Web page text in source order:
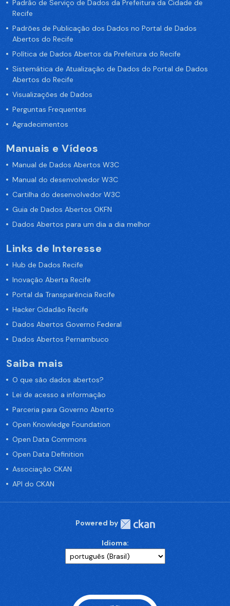
Padrão de Serviço de Dados da Prefeitura da Cidade de
Recife
Padrões de Publicação dos Dados no Portal de Dados
Abertos do Recife
Política de Dados Abertos da Prefeitura do Recife
Sistemática de Atualização de Dados do Portal de Dados
Abertos do Recife
Visualizações de Dados
Perguntas Frequentes
Agradecimentos
Manuais e Vídeos
Manual de Dados Abertos W3C
Manual do desenvolvedor W3C
Cartilha do desenvolvedor W3C
Guia de Dados Abertos OKFN
Dados Abertos para um dia a dia melhor
Links de Interesse
Hub de Dados Recife
Inovação Aberta Recife
Portal da Transparência Recife
Hacker Cidadão Recife
Dados Abertos Governo Federal
Dados Abertos Pernambuco
Saiba mais
O que são dados abertos?
Lei de acesso a informação
Parceria para Governo Aberto
Open Knowledge Foundation
Open Data Commons
Open Data Definition
Associação CKAN
API do CKAN
Powered by
Idioma